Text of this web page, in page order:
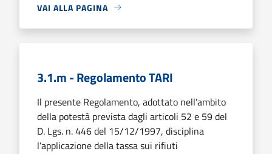
VAI ALLA PAGINA
3.1.m - Regolamento TARI
Il presente Regolamento, adottato nell’ambito
della potestà prevista dagli articoli 52 e 59 del
D. Lgs. n. 446 del 15/12/1997, disciplina
l’applicazione della tassa sui rifiuti